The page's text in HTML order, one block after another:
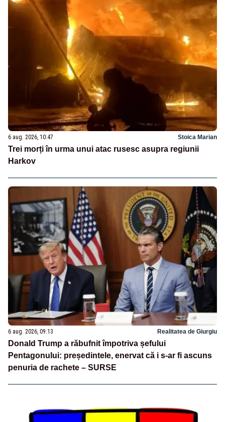
6 aug. 2026, 10:47 Stoica Marian
Trei morți în urma unui atac rusesc asupra regiunii
Harkov
6 aug. 2026, 09:13 Realitatea de Giurgiu
Donald Trump a răbufnit împotriva șefului
Pentagonului: președintele, enervat că i s-ar fi ascuns
penuria de rachete – SURSE